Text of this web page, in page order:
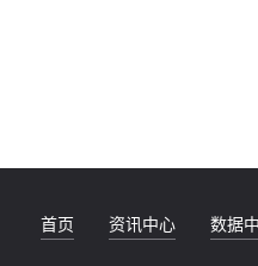
首页 资讯中心 数据